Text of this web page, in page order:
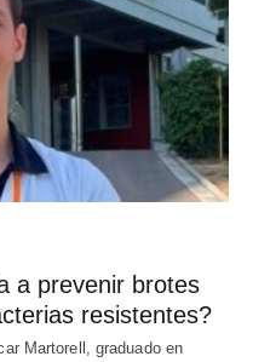
a prevenir brotes
resistentes?
Martorell, graduado en